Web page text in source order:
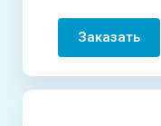
Заказать